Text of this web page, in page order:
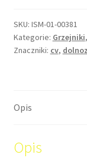
SKU: ISM-01-00381
Kategorie: Grzejniki,
Znaczniki: cv,
Opis
Opis